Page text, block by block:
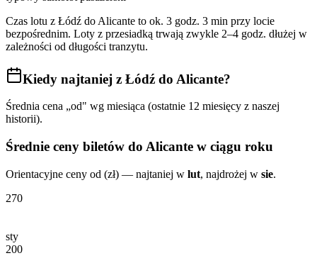
Czas lotu z Łódź do Alicante to ok. 3 godz. 3 min przy locie
bezpośrednim. Loty z przesiadką trwają zwykle 2–4 godz. dłużej w
zależności od długości tranzytu.
Kiedy najtaniej z Łódź do Alicante?
Średnia cena „od" wg miesiąca (ostatnie 12 miesięcy z naszej
historii).
Średnie ceny biletów do Alicante w ciągu roku
Orientacyjne ceny od (zł) — najtaniej w lut, najdrożej w sie.
270
sty
200